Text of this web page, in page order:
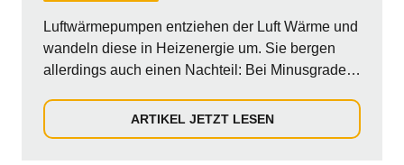
Luftwärmepumpen entziehen der Luft Wärme und
wandeln diese in Heizenergie um. Sie bergen
allerdings auch einen Nachteil: Bei Minusgraden
ARTIKEL JETZT LESEN